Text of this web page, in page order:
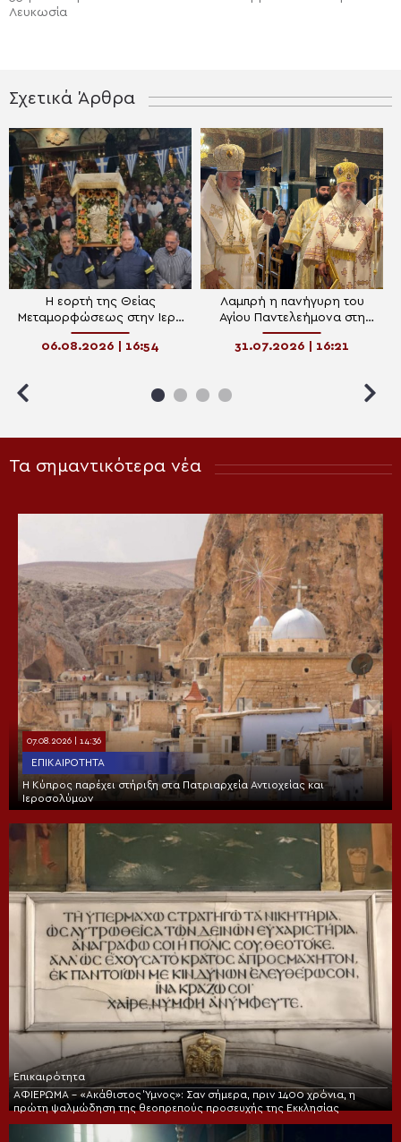
Λευκωσία
Σχετικά Άρθρα
Η εορτή της Θείας
Μεταμορφώσεως στην Ιερά
Μητρόπολη Κηφισίας
06.08.2026 | 16:54
Λαμπρή η πανήγυρη του
Αγίου Παντελεήμονα στη
Μητρόπολη Κηφισίας
31.07.2026 | 16:21
Τα σημαντικότερα νέα
07.08.2026 | 14:36
ΕΠΙΚΑΙΡΌΤΗΤΑ
Η Κύπρος παρέχει στήριξη στα Πατριαρχεία Αντιοχείας και
Ιεροσολύμων
Επικαιρότητα
ΑΦΙΕΡΩΜΑ – «Ακάθιστος Ύμνος»: Σαν σήμερα, πριν 1400 χρόνια, η
πρώτη ψαλμώδηση της θεοπρεπούς προσευχής της Εκκλησίας